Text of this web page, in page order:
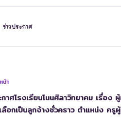
ข่าวประกาศ
น้า
กาศโรงเรียนโนนศิลาวิทยาคม เรื่อง
ลือกเป็นลูกจ้างชั่วคราว ตำแหน่ง ครู